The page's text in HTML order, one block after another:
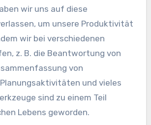
wir uns auf diese
um unsere Produktivität
wir bei verschiedenen
z. B. die Beantwortung von
von
und vieles
sind zu einem Teil
Lebens geworden.